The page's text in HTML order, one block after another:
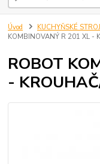
Úvod KUCHYŇSKÉ
KOMBINOVANÝ R 201 XL -
ROBOT
-